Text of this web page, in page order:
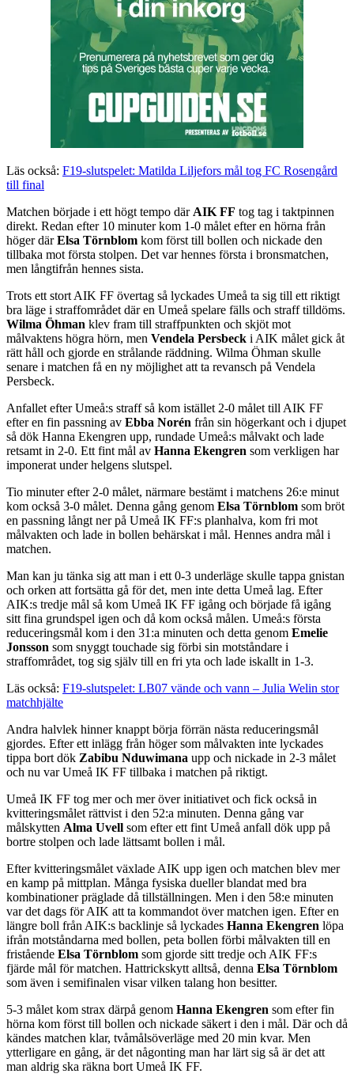
Läs också: F19-slutspelet: Matilda Liljefors mål tog FC Rosengård
till final
Matchen började i ett högt tempo där AIK FF tog tag i taktpinnen
direkt. Redan efter 10 minuter kom 1-0 målet efter en hörna från
höger därElsa Törnblom kom först till bollen och nickade den
tillbaka mot första stolpen. Det var hennes första i bronsmatchen,
men långtifrån hennes sista.
Trots ett stort AIK FF övertag så lyckades Umeå ta sig till ett riktigt
bra läge i straffområdet där en Umeå spelare fälls och straff tilldöms.
Wilma Öhman klev fram till straffpunkten och skjöt mot
målvaktens högra hörn, men Vendela Persbeck i AIK målet gick åt
rätt håll och gjorde en strålande räddning. Wilma Öhman skulle
senare i matchen få en ny möjlighet att ta revansch på Vendela
Persbeck.
Anfallet efter Umeå:s straff så kom istället 2-0 målet till AIK FF
efter en fin passning av Ebba Norén från sin högerkant och i djupet
så dök Hanna Ekengren upp, rundade Umeå:s målvakt och lade
retsamt in 2-0. Ett fint mål av Hanna Ekengren som verkligen har
imponerat under helgens slutspel.
Tio minuter efter 2-0 målet, närmare bestämt i matchens 26:e minut
kom också 3-0 målet. Denna gång genom Elsa Törnblom som bröt
en passning långt ner på Umeå IK FF:s planhalva, kom fri mot
målvakten och lade in bollen behärskat i mål. Hennes andra mål i
matchen.
Man kan ju tänka sig att man i ett 0-3 underläge skulle tappa gnistan
och orken att fortsätta gå för det, men inte detta Umeå lag. Efter
AIK:s tredje mål så kom Umeå IK FF igång och började få igång
sitt fina grundspel igen och då kom också målen. Umeå:s första
reduceringsmål kom i den 31:a minuten och detta genom Emelie
Jonsson som snyggt touchade sig förbi sin motståndare i
straffområdet, tog sig själv till en fri yta och lade iskallt in 1-3.
Läs också: F19-slutspelet: LB07 vände och vann – Julia Welin stor
matchhjälte
Andra halvlek hinner knappt börja förrän nästa reduceringsmål
gjordes. Efter ett inlägg från höger som målvakten inte lyckades
tippa bort dök Zabibu Nduwimana upp och nickade in 2-3 målet
och nu var Umeå IK FF tillbaka i matchen på riktigt.
Umeå IK FF tog mer och mer över initiativet och fick också in
kvitteringsmålet rättvist i den 52:a minuten. Denna gång var
målskytten Alma Uvell som efter ett fint Umeå anfall dök upp på
bortre stolpen och lade lättsamt bollen i mål.
Efter kvitteringsmålet växlade AIK upp igen och matchen blev mer
en kamp på mittplan. Många fysiska dueller blandat med bra
kombinationer präglade då tillställningen. Men i den 58:e minuten
var det dags för AIK att ta kommandot över matchen igen. Efter en
längre boll från AIK:s backlinje så lyckades Hanna Ekengren löpa
ifrån motståndarna med bollen, peta bollen förbi målvakten till en
fristående Elsa Törnblom som gjorde sitt tredje och AIK FF:s
fjärde mål för matchen. Hattrickskytt alltså, denna Elsa Törnblom
som även i semifinalen visar vilken talang hon besitter.
5-3 målet kom strax därpå genom Hanna Ekengren som efter fin
hörna kom först till bollen och nickade säkert i den i mål. Där och då
kändes matchen klar, tvåmålsöverläge med 20 min kvar. Men
ytterligare en gång, är det någonting man har lärt sig så är det att
man aldrig ska räkna bort Umeå IK FF.